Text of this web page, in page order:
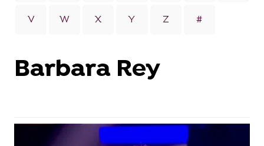
V W X Y Z #
Barbara Rey